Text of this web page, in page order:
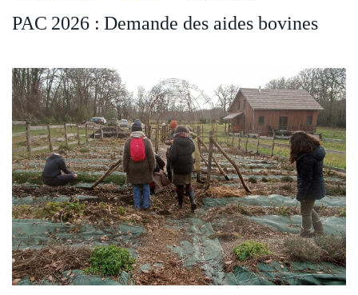
PAC 2026 : Demande des aides bovines